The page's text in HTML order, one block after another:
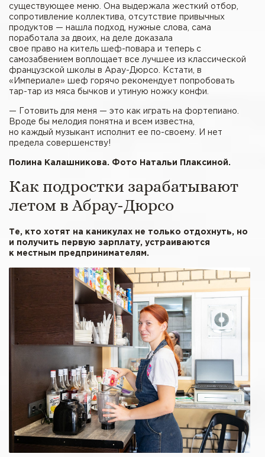
существующее меню. Она выдержала жесткий отбор,
сопротивление коллектива, отсутствие привычных
продуктов — нашла подход, нужные слова, сама
поработала за двоих, на деле доказала
свое право на китель шеф-повара и теперь с
самозабвением воплощает все лучшее из классической
французской школы в Арау-Дюрсо. Кстати, в
«Империале» шеф горячо рекомендует попробовать
тар-тар из мяса бычков и утиную ножку конфи.
— Готовить для меня — это как играть на фортепиано.
Вроде бы мелодия понятна и всем известна,
но каждый музыкант исполнит ее по-своему. И нет
предела совершенству!
Полина Калашникова. Фото Натальи Плаксиной.
Как подростки зарабатывают
летом в Абрау-Дюрсо
Те, кто хотят на каникулах не только отдохнуть, но
и получить первую зарплату, устраиваются
к местным предпринимателям.